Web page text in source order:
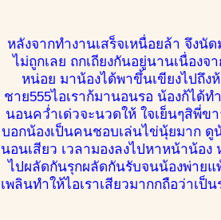
หลังจากทำงานเสร็จเหนื่อยล้า จึงนั
ไม่ถูกเลย ถกเถียงกันอยู่นานเนื่อง
หน่อย มาน้องได้พาขึ้นเขียงไปถึง
ชาย555ไอเราก้มานอนรอ น้องก้ได้ท
นอนคว่ำเด่วจะนวดให้ ใจเย็นๆสิพี่ข
บอกน้องเป็นคนชอบเล่นไข่นุ้ยมาก ดูน้
นอนเสียว เวลามองลงไปหาหน้าน้อง
ไปผลัดกันรุกผลัดกันรับจนน้องพ่าย
เพลินทำให้ไอเราเสียวมากกถือว่าเ